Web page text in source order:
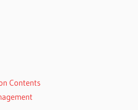
Contents